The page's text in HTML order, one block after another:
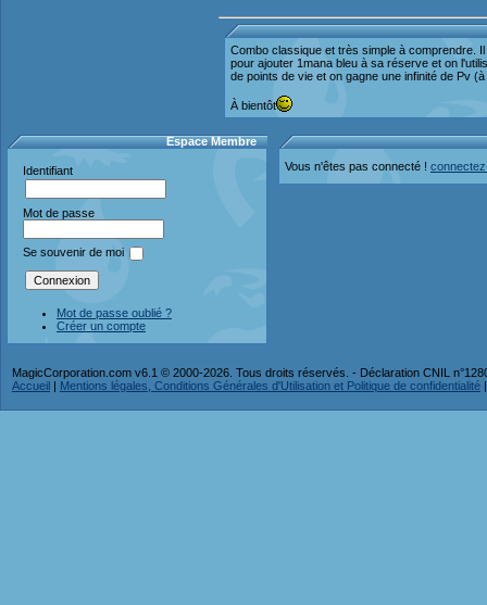
Combo classique et très simple à comprendre.
pour ajouter 1mana bleu à sa réserve et on
de points de vie et on gagne une infinité de Pv
À bientôt
Espace Membre
Identifiant
Mot de passe
Se souvenir de moi
Mot de passe oublié ?
Créer un compte
Vous n'êtes pas connecté !
MagicCorporation.com v6.1 © 2000-2026. Tous droits réservés. - Déclaration CNIL
Accueil | Mentions légales, Conditions Générales d'Utilisation et Politique de confidentialité